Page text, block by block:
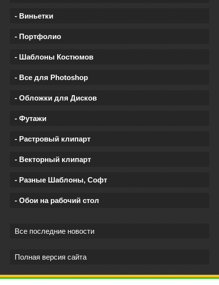
- Виньетки
- Портфолио
- Шаблоны Костюмов
- Все для Photoshop
- Обложки для Дисков
- Футажи
- Растровый клипарт
- Векторный клипарт
- Разные Шаблоны, Софт
- Обои на рабочий стол
Все последние новости
Полная версия сайта